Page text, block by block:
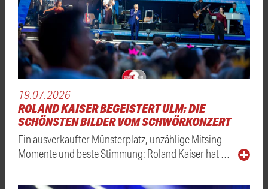
19.07.2026
ROLAND KAISER BEGEISTERT ULM: DIE
SCHÖNSTEN BILDER VOM SCHWÖRKONZERT
Ein ausverkaufter Münsterplatz, unzählige Mitsing-
Momente und beste Stimmung: Roland Kaiser hat …